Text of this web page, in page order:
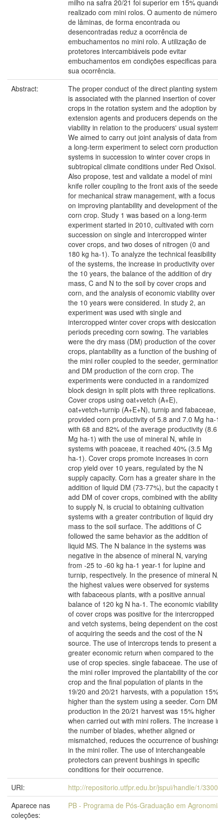
milho na safra 20/21 foi superior em 15%
realizado com mini rolos. O aumento de número
de lâminas, de forma encontrada ou
desencontradas reduz a ocorrência de
embuchamentos no mini rolo. A utilização de
protetores intercambiáveis pode evitar
embuchamentos em condições especificas para
sua ocorrência.
Abstract:
The proper conduct of the direct planting system
is associated with the planned insertion of cover
crops in the rotation system and the adoption by
extension agents and producers depends on the
viability in relation to the producers' usual
We aimed to carry out joint analysis of data from
a long-term experiment to select corn production
systems in succession to winter cover crops in
subtropical climate conditions under Red Oxisol.
Also propose, test and validate a model of mini
knife roller coupling to the front axis of the
for mechanical straw management, with a focus
on improving plantability and development of the
corn crop. Study 1 was based on a long-term
experiment started in 2010, cultivated with corn
succession on single and intercropped winter
cover crops, and two doses of nitrogen (0 and
180 kg ha-1). To analyze the technical feasibility
of the systems, the increase in productivity over
the 10 years, the balance of the addition of dry
mass, C and N to the soil by cover crops and
corn, and the analysis of economic viability over
the 10 years were considered. In study 2, an
experiment was used with single and
intercropped winter cover crops with desiccation
periods preceding corn sowing. The variables
were the dry mass (DM) production of the cover
crops, plantability as a function of the bushing of
the mini roller coupled to the seeder,
and DM production of the corn crop. The
experiments were conducted in a randomized
block design in split plots with three replications.
Cover crops using oat+vetch (A+E),
oat+vetch+turnip (A+E+N), turnip and fabaceae,
provided corn productivity of 5.8 and 7.0 Mg ha-
with 68 and 82% of the average productivity (8.6
Mg ha-1) with the use of mineral N, while in
systems with poaceae, it reached 40% (3.5 Mg
ha-1). Cover crops promote increases in corn
crop yield over 10 years, regulated by the N
supply capacity. Corn has a greater share in the
addition of liquid DM (73-77%), but the capacity
add DM of cover crops, combined with the ability
to supply N, is crucial to obtaining cultivation
systems with a greater contribution of liquid dry
mass to the soil surface. The additions of C
followed the same behavior as the addition of
liquid MS. The N balance in the systems was
negative in the absence of mineral N, varying
from -25 to -60 kg ha-1 year-1 for lupine and
turnip, respectively. In the presence of mineral
the highest values were observed for systems
with fabaceous plants, with a positive annual
balance of 120 kg N ha-1. The economic viability
of cover crops was positive for the intercropped
and vetch systems, being dependent on the cost
of acquiring the seeds and the cost of the N
source. The use of intercrops tends to present a
greater economic return when compared to the
use of crop species. single fabaceae. The use of
the mini roller improved the plantability of the
crop and the final population of plants in the
19/20 and 20/21 harvests, with a population 15%
higher than the system using a seeder. Corn DM
production in the 20/21 harvest was 15% higher
when carried out with mini rollers. The increase
the number of blades, whether aligned or
mismatched, reduces the occurrence of
in the mini roller. The use of interchangeable
protectors can prevent bushings in specific
conditions for their occurrence.
URI:
http://repositorio.utfpr.edu.br/jspui/handle/1/
Aparece nas
coleções:
PB - Programa de Pós-Graduação em